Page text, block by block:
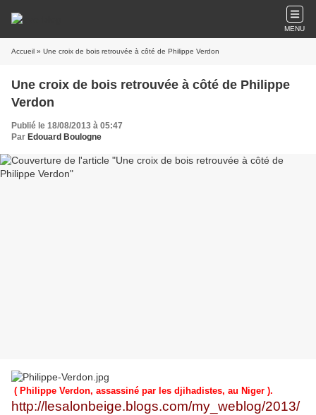
MENU
Accueil » Une croix de bois retrouvée à côté de Philippe Verdon
Une croix de bois retrouvée à côté de Philippe
Verdon
Publié le 18/08/2013 à 05:47
Par Edouard Boulogne
( Philippe Verdon, assassiné par les djihadistes, au Niger ).
http://lesalonbeige.blogs.com/my_weblog/2013/